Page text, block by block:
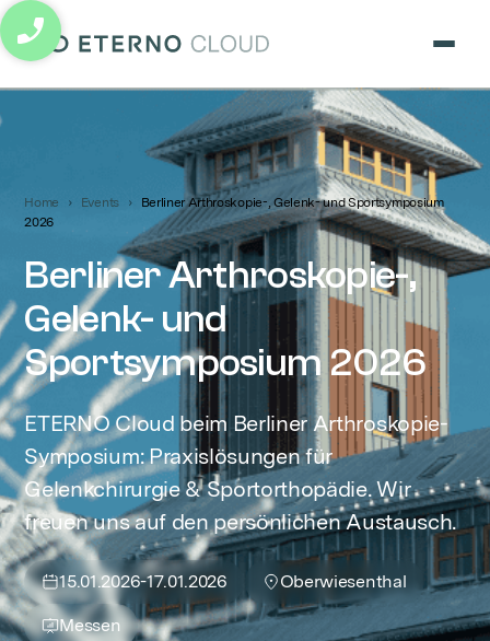
eterno cloud logo
Home Events
Berliner Arthroskopie-, Gelenk- und Sportsymposium
2026
Berliner Arthroskopie-,
Gelenk- und
Sportsymposium 2026
ETERNO Cloud beim Berliner Arthroskopie-
Symposium: Praxislösungen für
Gelenkchirurgie & Sportorthopädie. Wir
freuen uns auf den persönlichen Austausch.
15.01.2026-17.01.2026 Oberwiesenthal
Messen